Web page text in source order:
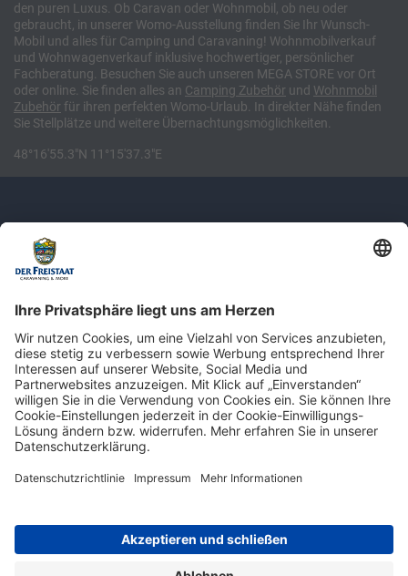
den puren Luxus. Ob Caravan oder Wohnmobil, ob neu oder
gebraucht, in unserer Womo-Ausstellung finden Sie Ihr Wunsch-
Mobil und alles für Camping und Caravaning! Wohnmobilverkauf
und Wohnwagenverkauf inklusive hochwertiger, persönlicher
Fachberatung. Besuchen Sie auch unseren MEGA STORE vor Ort
oder online. Sie finden alles an Camping Zubehör und Wohnmobil
Zubehör für ihren perfekten Womo-Urlaub. In direkter Nähe finden
Sie Stellplätze und weitere Übernachtungsmöglichkeiten.
48°16'55.3"N 11°15'37.3"E
Newsletter: Jetzt auf
shop.derfreistaat.de anmelden und
einen 5€ Gutschein für unseren Online-
Shop erhalten!*
Impressum Datenschutz Barrierefreiheit